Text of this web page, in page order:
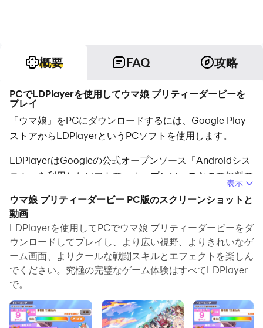
概要 FAQ 攻略
PCでLDPlayerを使用してウマ娘 プリティーダービーを
プレイ
「ウマ娘」をPCにダウンロードするには、Google Play
ストアからLDPlayerというPCソフトを使用します。
LDPlayerはGoogleの公式オープンソース「Androidシス
テム」を利用したソフトで、オープンソースなので無料で
多くのゲーム配信者が利用しており、ご存知の方も多いか
と思います。
以下の簡単な手順に従うことで、PCでウマ娘PC版をプレ
イできます.
ダウンロードします。
表示
ウマ娘 プリティーダービー PC版のスクリーンショットと
動画
LDPlayerを使用してPCでウマ娘 プリティーダービーをダ
ウンロードしてプレイし、より広い視野、よりきれいなゲ
ーム画面、よりクールな戦闘スキルとエフェクトを楽しん
でください。究極の完璧なゲーム体験はすべてLDPlayer
で。